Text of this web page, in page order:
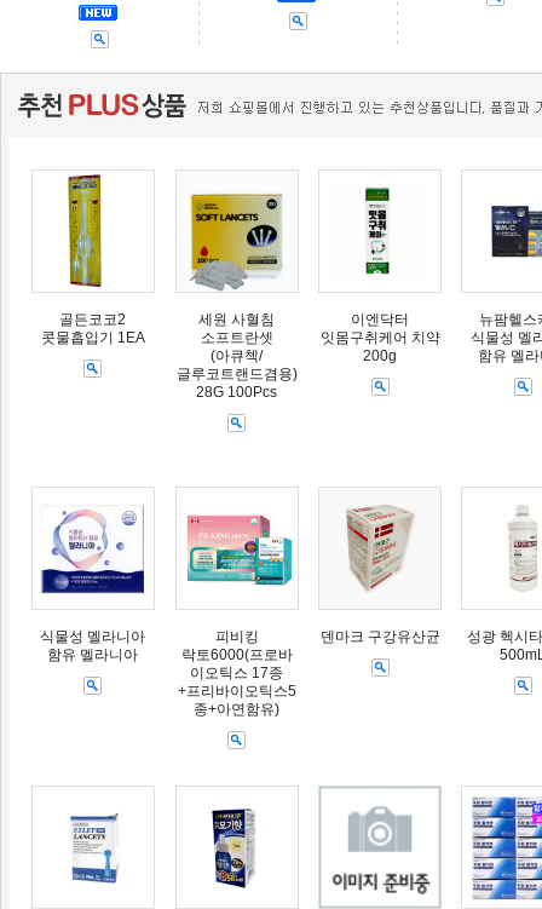
골든코코2
콧물흡입기 1EA
세원 사혈침
소프트란셋
(아큐첵/
글루코트랜드겸용)
28G 100Pcs
이엔닥터
잇몸구취케어 치약
200g
뉴팜헬스
식물성 멜
함유 멜
식물성 멜라니아
함유 멜라니아
피비킹
락토6000(프로바
이오틱스 17종
+프리바이오틱스5
종+아연함유)
덴마크 구강유산균
성광 헥시